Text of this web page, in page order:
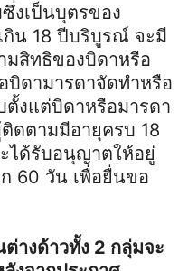
งเป็นบุตรของ
กิน 18 ปีบริบูรณ์ จะมี
สิทธิของบิดาหรือ
บิดามารดาจัดทำหรือ
ตั้งแต่บิดาหรือมารดา
ดตามมีอายุครบ 18
ได้รับอนุญาตให้อยู่
60 วัน เพื่อยื่นขอ
างด้าวทั้ง 2 กลุ่มจะ